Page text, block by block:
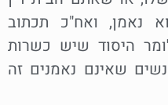
נאמן, ואח"כ תכתוב
היסוד שיש כשרות
שאינם נאמנים זה